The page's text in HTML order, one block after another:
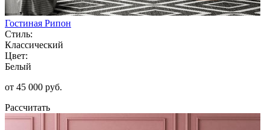
Гостиная Рипон
Стиль:
Классический
Цвет:
Белый
от 45 000 руб.
Рассчитать